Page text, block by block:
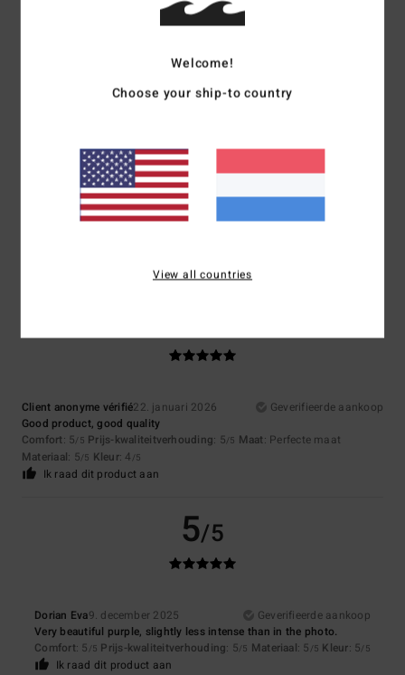
Te klein Te groot
Client anonyme vérifié22. januari 2026
Geverifieerde aankoop
Good product, good quality
Comfort: 5/5 Prijs-kwaliteitverhouding: 5/5 Maat: Perfecte maat
Materiaal: 5/5 Kleur: 4 /5
Ik raad dit product aan
5/5
Dorian Eva9. december 2025
Geverifieerde aankoop
Very beautiful purple, slightly less intense than in the photo.
Comfort: 5 /5 Prijs-kwaliteitverhouding: 5/5 Materiaal: 5 /5 Kleur: 5/5
Ik raad dit product aan
Welcome!
Choose your ship-to country
View all countries